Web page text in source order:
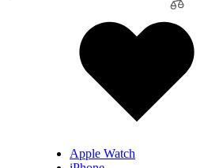
Apple Watch